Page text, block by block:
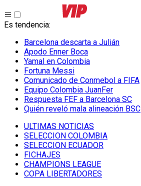
Es tendencia:
Barcelona descarta a Julián
Apodo Enner Boca
Yamal en Colombia
Fortuna Messi
Comunicado de Conmebol a FIFA
Equipo Colombia JuanFer
Respuesta FEF a Barcelona SC
Quién reveló mala alineación BSC
ULTIMAS NOTICIAS
SELECCION COLOMBIA
SELECCION ECUADOR
FICHAJES
CHAMPIONS LEAGUE
COPA LIBERTADORES